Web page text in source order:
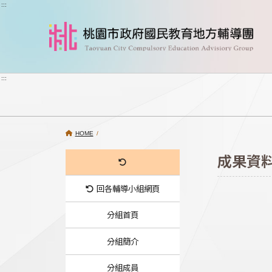
跳到主要內容
:::
:::
HOME /
回各輔導小組網頁
分組首頁
分組簡介
分組成員
成果資